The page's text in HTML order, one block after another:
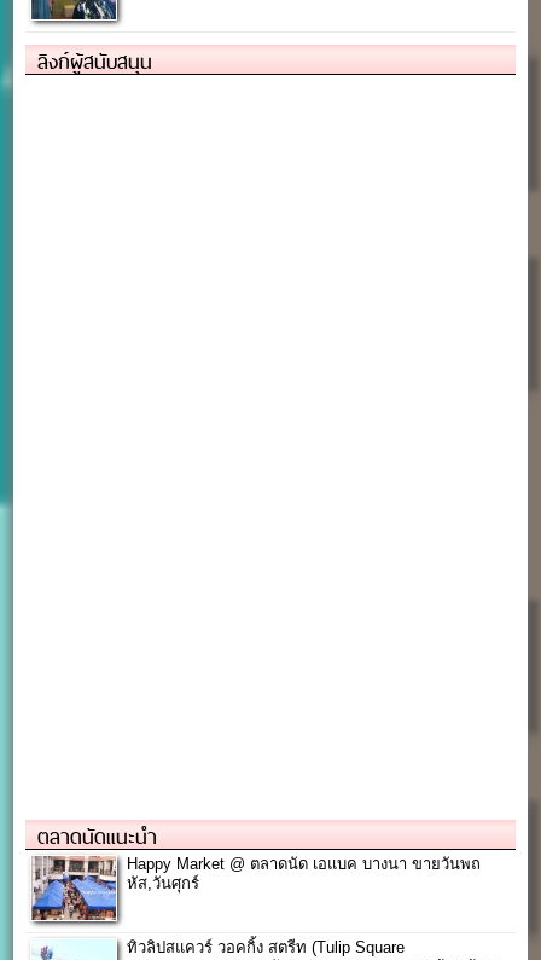
ลิงก์ผู้สนับสนุน
ตลาดนัดแนะนำ
Happy Market @ ตลาดนัด เอแบค บางนา ขายวันพถ
หัส,วันศุกร์
ทิวลิปสแควร์ วอคกิ้ง สตรีท (Tulip Square